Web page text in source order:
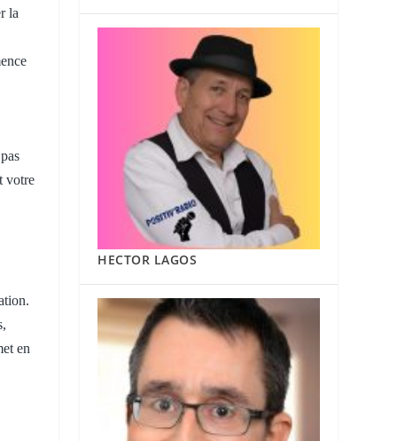
la
votre
en
HECTOR LAGOS